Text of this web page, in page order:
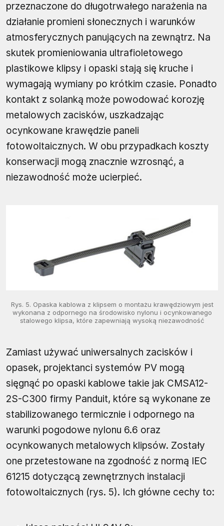
przeznaczone do długotrwałego narażenia na
działanie promieni słonecznych i warunków
atmosferycznych panujących na zewnątrz. Na
skutek promieniowania ultrafioletowego
plastikowe klipsy i opaski stają się kruche i
wymagają wymiany po krótkim czasie. Ponadto
kontakt z solanką może powodować korozję
metalowych zacisków, uszkadzając
ocynkowane krawędzie paneli
fotowoltaicznych. W obu przypadkach koszty
konserwacji mogą znacznie wzrosnąć, a
niezawodność może ucierpieć.
Rys. 5. Opaska kablowa z klipsem o montażu krawędziowym jest
wykonana z odpornego na środowisko nylonu i ocynkowanego
stalowego klipsa, które zapewniają wysoką niezawodność
Zamiast używać uniwersalnych zacisków i
opasek, projektanci systemów PV mogą
sięgnąć po opaski kablowe takie jak CMSA12-
2S-C300 firmy Panduit, które są wykonane ze
stabilizowanego termicznie i odpornego na
warunki pogodowe nylonu 6.6 oraz
ocynkowanych metalowych klipsów. Zostały
one przetestowane na zgodność z normą IEC
61215 dotyczącą zewnętrznych instalacji
fotowoltaicznych (rys. 5). Ich główne cechy to: